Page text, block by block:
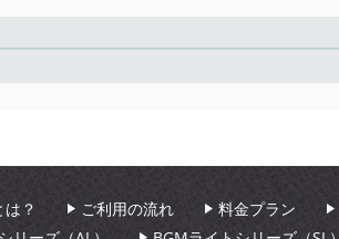
？ ご利用の流れ 料金プラン